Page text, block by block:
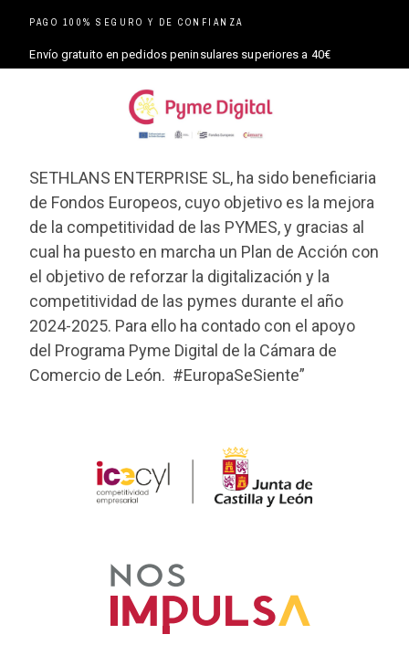
PAGO 100% SEGURO Y DE CONFIANZA
Envío gratuito en pedidos peninsulares superiores a 40€
SETHLANS ENTERPRISE SL, ha sido beneficiaria
de Fondos Europeos, cuyo objetivo es la mejora
de la competitividad de las PYMES, y gracias al
cual ha puesto en marcha un Plan de Acción con
el objetivo de reforzar la digitalización y la
competitividad de las pymes durante el año
2024-2025. Para ello ha contado con el apoyo
del Programa Pyme Digital de la Cámara de
Comercio de León. #EuropaSeSiente”